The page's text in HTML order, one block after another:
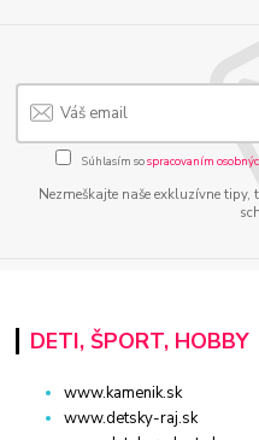
Súhlasím sospracovaním
Nezmeškajte naše exkluzívne tipy,
DETI, ŠPORT, HOBBY
www.kamenik.sk
www.detsky-raj.sk